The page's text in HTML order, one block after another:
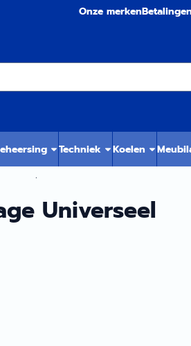
Onze merken
Techniek Koelen
.
Universeel